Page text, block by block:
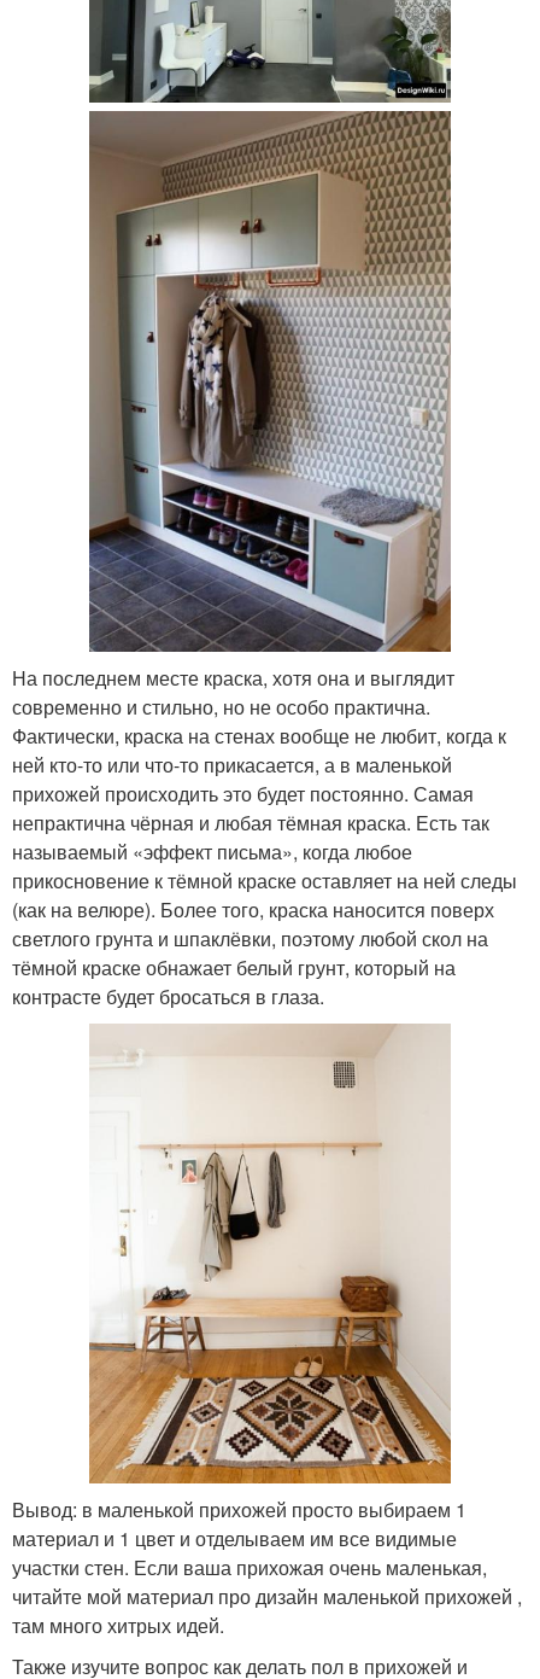
На последнем месте краска, хотя она и выглядит
современно и стильно, но не особо практична.
Фактически, краска на стенах вообще не любит, когда к
ней кто-то или что-то прикасается, а в маленькой
прихожей происходить это будет постоянно. Самая
непрактична чёрная и любая тёмная краска. Есть так
называемый «эффект письма», когда любое
прикосновение к тёмной краске оставляет на ней следы
(как на велюре). Более того, краска наносится поверх
светлого грунта и шпаклёвки, поэтому любой скол на
тёмной краске обнажает белый грунт, который на
контрасте будет бросаться в глаза.
Вывод: в маленькой прихожей просто выбираем 1
материал и 1 цвет и отделываем им все видимые
участки стен. Если ваша прихожая очень маленькая,
читайте мой материал про дизайн маленькой прихожей ,
там много хитрых идей.
Также изучите вопрос как делать пол в прихожей и